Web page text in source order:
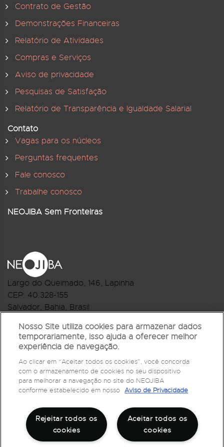
Contrato de Gestão
Demonstrações Financeiras
Relatório de Atividades
Compras e Serviços
Aviso de privacidade
Pesquisas de Satisfação
Relatório de Transparência e Igualdade Salarial
Contato
Vagas para os núcleos
Perguntas frequentes
Fale conosco
Trabalhe conosco
NEOJIBA Sem Fronteiras
Largo do Queimado, 146, Lapinha
CEP: 40.328-155
Salvador, Bahia, Brasil
R.Monte Castelo Nº 62, Bairro Barbalho
CEP: 40.301-210
Salvador, Bahia, Brasil
Telefone:(71) 3032-1073
Nosso Site utiliza cookies para armazenar dados
temporariamente, isso ajuda a oferecer melhor
experiência de navegação.
Ao clicar em “Aceitar todos os cookies”, você concorda
com o armazenamento de cookies no seu dispositivo
para melhorar a navegação no site do NEOJIBA
conforme estabelecido em nosso Aviso de Privacidade
Aceitar todos os
cookies
Rejeitar todos os
cookies